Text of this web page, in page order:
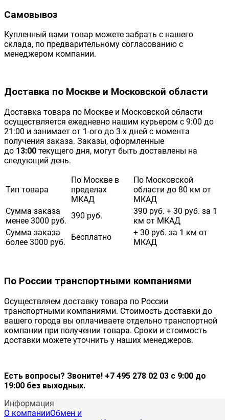
Самовывоз
Купленный вами товар можете забрать с нашего
склада, по предварительному согласованию с
менеджером компании.
Доставка по Москве и Московской области
Доставка товара по Москве и Московской области
осуществляется ежедневно нашим курьером с 9:00 до
21:00 и занимает от 1-ого до 3-х дней с момента
получения заказа. Заказы, оформленные
до 13:00 текущего дня, могут быть доставлены на
следующий день.
Тип товара
По Москве в
пределах
МКАД
По Московской
области до 80 км от
МКАД
Сумма заказа
менее 3000 руб.
390 руб.
390 руб. + 30 руб. за 1
км от МКАД
Сумма заказа
более 3000 руб.
Бесплатно
+ 30 руб. за 1 км от
МКАД
По России транспортными компаниями
Осуществляем доставку товара по России
транспортными компаниями. Стоимость доставки до
вашего города вы оплачиваете отдельно транспортной
компании при получении товара. Сроки и стоимость
доставки можете уточнить у наших менеджеров.
Есть вопросы? Звоните! +7 495 278 02 03 с 9:00 до
19:00 без выходных.
Информация
О компанииОбмен и